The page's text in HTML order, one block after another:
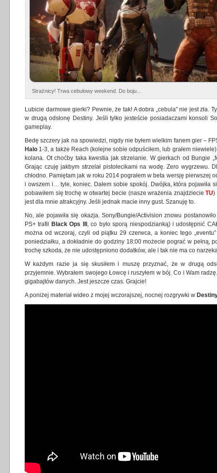
Strażnicy! Trwa cebulowy weekend. Do boju…
Lubicie darmowe gierki? Pewnie, że tak! A dobra „cebula” nie jest zła.
w drugą odsłonę Destiny. Jeśli tylko jesteście posiadaczami konsoli
gameplay.
Bedę szczery jak na spowiedzi, nigdy nie byłem wielkim fanem gier –
Halo 1-3, a także Reach (kolejne sobie odpuściłem, lub grałem
kolana. Ot choćby taka kwestia jak strzelanie. W gierkach od Bungie
Grając czuję jakbym strzelał pistolecikami na wodę. Zero wygrzewu.
chłodno. Pamiętam jak w roku 2014 pograłem w beta wersję pierwszej
i owszem i… tyle, koniec. Dałem sobie spokój. Dwójka, która pojawiła
pobawiłem się trochę w otwartej becie (nasze wrażenia znajdziecieTU)
jest dla mnie atrakcyjny. Jeśli jednak macie inny gust. Szanuję to.
No, ale pojawiła się okazja. Sony/Bungie/Activision znowu
PS+ trafił Black Ops III, co było sporą niespodzianką) i udostępnić
można od wczoraj, czyli od piątku 29 czerwca, a koniec tego
poniedziałku, a dokładnie do godziny 18:00 możecie pograć w pełną,
trochę szkoda, że nie udostępniono dodatków, ale i tak nie ma co
W każdym razie ja się skusiłem i muszę przyznać, że w drugą
przyjemnie. Wybrałem swojego Łowcę i ruszyłem w bój. Co i Wam
gigabajtów danych. Jest jeszcze czas. Grajcie!
A poniżej materiał wideo z mojej wczorajszej, nocnej rozgrywki w